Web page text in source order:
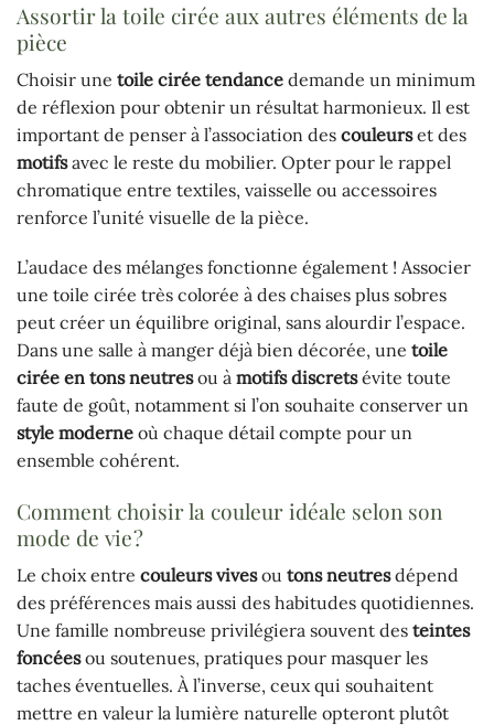
Assortir la toile cirée aux autres éléments de la
pièce
Choisir une toile cirée tendance demande un minimum
de réflexion pour obtenir un résultat harmonieux. Il est
important de penser à l’association des couleurset des
motifsavec le reste du mobilier. Opter pour le rappel
chromatique entre textiles, vaisselle ou accessoires
renforce l’unité visuelle de la pièce.
L’audace des mélanges fonctionne également ! Associer
une toile cirée très colorée à des chaises plus sobres
peut créer un équilibre original, sans alourdir l’espace.
Dans une salle à manger déjà bien décorée, une toile
cirée en tons neutresou à motifs discretsévite toute
faute de goût, notamment si l’on souhaite conserver un
style moderne où chaque détail compte pour un
ensemble cohérent.
Comment choisir la couleur idéale selon son
mode de vie ?
Le choix entre couleurs vivesou tons neutresdépend
des préférences mais aussi des habitudes quotidiennes.
Une famille nombreuse privilégiera souvent des teintes
foncéesou soutenues, pratiques pour masquer les
taches éventuelles. À l’inverse, ceux qui souhaitent
mettre en valeur la lumière naturelle opteront plutôt